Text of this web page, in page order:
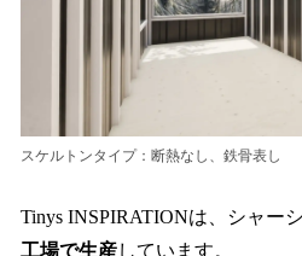
スケルトンタイプ：断熱なし、鉄骨表し
Tinys INSPIRATIONは、シャー
工場で生産しています。